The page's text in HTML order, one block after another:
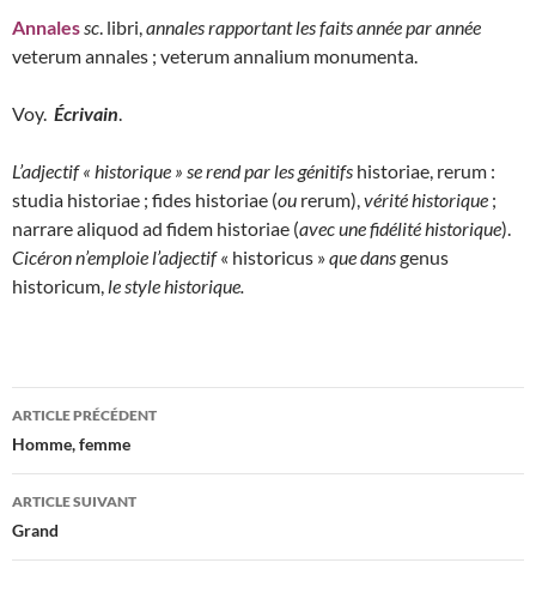
Annalessc. libri,annales rapportant les faits année par année
veterum annales ; veterum annalium monumenta.
Voy. Écrivain.
L’adjectif « historique » se rend par les génitifs historiae, rerum :
studia historiae ; fides historiae (ou rerum),vérité historique ;
narrare aliquod ad fidem historiae (avec une fidélité historique).
Cicéron n’emploie l’adjectif« historicus »que dansgenus
historicum, le style historique.
Navigation
des
articles
ARTICLE PRÉCÉDENT
Homme, femme
ARTICLE SUIVANT
Grand